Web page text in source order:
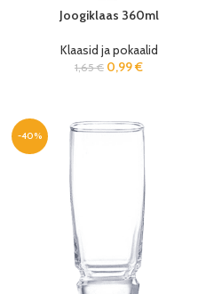
Joogiklaas 360ml
Klaasid ja pokaalid
1,65€ 0,99€
-40%